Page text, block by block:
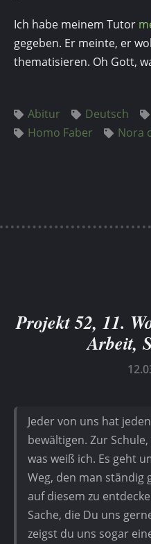
Ich habe meinem Tutor
gegeben. Er meinte, er
thematisieren. Oh Gott,
Abitur Deutsch
Homo Faber
Nora
Projekt 52, 11.
Arbeit,
Jeder von uns hat
bewältigen. Zur
was weiß ich. Es geht
Weg, den man ständig
auf diesem zu
Sache, die Du uns
zeigst du uns sogar